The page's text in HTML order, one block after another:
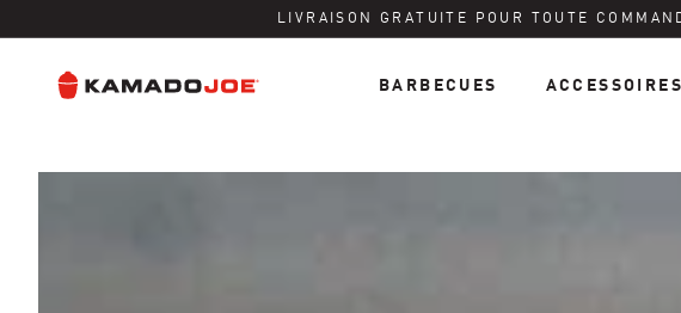
LIVRAISON GRATUITE POUR TOUTE
BARBECUES ACCESSOIRES